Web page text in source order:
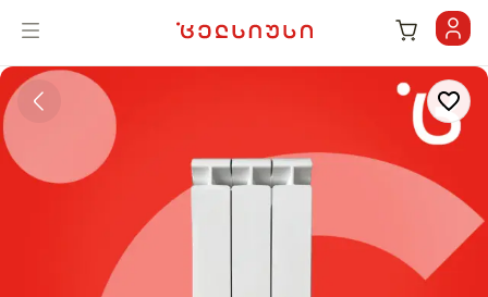
KLASS ალუმინის სექციური რადიატორი | celsiusi.ge